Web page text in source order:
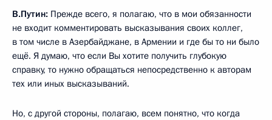
В.Путин: Прежде всего, я полагаю, что в мои обязанности
не входит комментировать высказывания своих коллег,
в том числе в Азербайджане, в Армении и где бы то ни было
ещё. Я думаю, что если Вы хотите получить глубокую
справку, то нужно обращаться непосредственно к авторам
тех или иных высказываний.
Но, с другой стороны, полагаю, всем понятно, что когда